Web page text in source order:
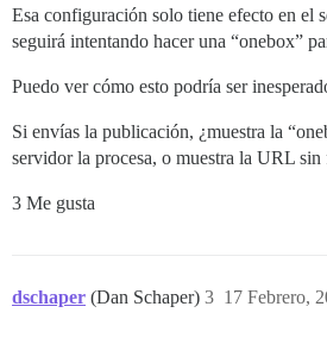
Esa configuración solo tiene efecto en el
seguirá intentando hacer una “onebox”
Puedo ver cómo esto podría ser
Si envías la publicación, ¿muestra la
servidor la procesa, o muestra la URL sin
3 Me gusta
dschaper (Dan Schaper) 17 Febrero,
3